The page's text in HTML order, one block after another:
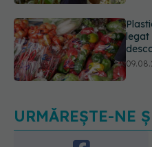
Mai
să
URMĂREȘTE-NE